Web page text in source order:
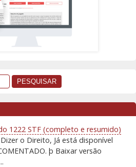
1222 STF (completo e resumido)
o Direito, Já está disponível
þ Baixar versão